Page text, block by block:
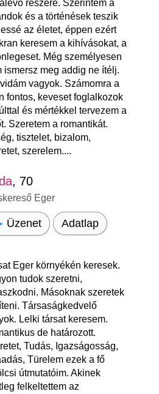
részére. Szerintem a
és a történések teszik
az életet, éppen ezért
keresem a kihívásokat, a
Még személyesen
ismersz meg addig ne ítélj.
vagyok. Számomra a
fontos, keveset foglalkozok
és mértékkel tervezem a
Szeretem a romantikát.
tisztelet, bizalom,
szerelem....
, 70
Eger
Üzenet Adatlap
Eger környékén keresek.
tudok szeretni,
Másoknak szeretek
Társaságkedvelő
Lelki társat keresem.
de határozott.
Tudás, Igazságosság,
Türelem ezek a fő
útmutatóim. Akinek
felkeltettem az